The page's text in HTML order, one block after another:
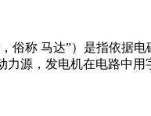
，俗称 马达”）是指依
力源，发电机在电路中